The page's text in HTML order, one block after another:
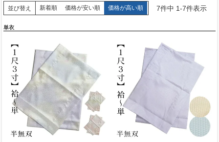
並び替え 新着順 価格が安い順 価格が高い順 7件中 1-7件表示
単衣